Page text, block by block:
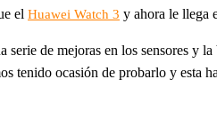
el Huawei Watch 3 y ahora le llega
de mejoras en los sensores y
tenido ocasión de probarlo y esta